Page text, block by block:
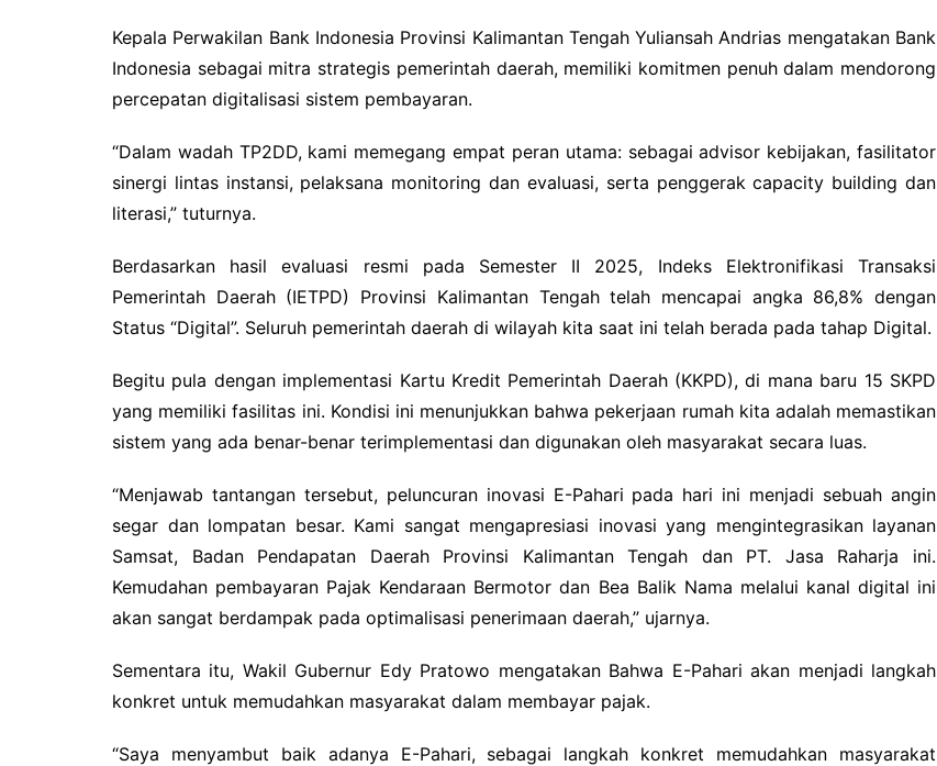
Kepala Perwakilan Bank Indonesia Provinsi Kalimantan Tengah Yuliansah Andrias mengatakan Bank
Indonesia sebagai mitra strategis pemerintah daerah, memiliki komitmen penuh dalam mendorong
percepatan digitalisasi sistem pembayaran.
“Dalam wadah TP2DD, kami memegang empat peran utama: sebagai advisor kebijakan, fasilitator
sinergi lintas instansi, pelaksana monitoring dan evaluasi, serta penggerak capacity building dan
literasi,” tuturnya.
Berdasarkan hasil evaluasi resmi pada Semester II 2025, Indeks Elektronifikasi Transaksi
Pemerintah Daerah (IETPD) Provinsi Kalimantan Tengah telah mencapai angka 86,8% dengan
Status “Digital”. Seluruh pemerintah daerah di wilayah kita saat ini telah berada pada tahap Digital.
Begitu pula dengan implementasi Kartu Kredit Pemerintah Daerah (KKPD), di mana baru 15 SKPD
yang memiliki fasilitas ini. Kondisi ini menunjukkan bahwa pekerjaan rumah kita adalah memastikan
sistem yang ada benar-benar terimplementasi dan digunakan oleh masyarakat secara luas.
“Menjawab tantangan tersebut, peluncuran inovasi E-Pahari pada hari ini menjadi sebuah angin
segar dan lompatan besar. Kami sangat mengapresiasi inovasi yang mengintegrasikan layanan
Samsat, Badan Pendapatan Daerah Provinsi Kalimantan Tengah dan PT. Jasa Raharja ini.
Kemudahan pembayaran Pajak Kendaraan Bermotor dan Bea Balik Nama melalui kanal digital ini
akan sangat berdampak pada optimalisasi penerimaan daerah,” ujarnya.
Sementara itu, Wakil Gubernur Edy Pratowo mengatakan Bahwa E-Pahari akan menjadi langkah
konkret untuk memudahkan masyarakat dalam membayar pajak.
“Saya menyambut baik adanya E-Pahari, sebagai langkah konkret memudahkan masyarakat